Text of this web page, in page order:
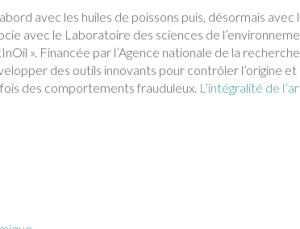
avec les huiles de poissons puis, désormais avec
avec le Laboratoire des sciences de
». Financée par l’Agence nationale de la recherche
des outils innovants pour contrôler l’origine et
des comportements frauduleux. L’intégralité de